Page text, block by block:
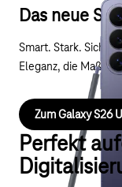
Das neue
Smart. Stark. Sicher
Eleganz, die
Zum Galaxy S26
Perfekt